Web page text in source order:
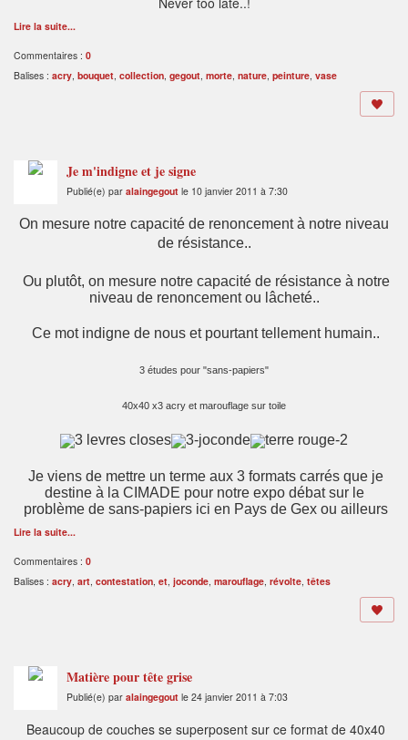
Lire la suite...
Commentaires : 0
Balises : acry, bouquet, collection, gegout, morte, nature, peinture, vase
Je m'indigne et je signe
Publié(e) par alaingegout le 10 janvier 2011 à 7:30
On mesure notre capacité de renoncement à notre niveau
de résistance..
Ou plutôt, on mesure notre capacité de résistance à notre
niveau de renoncement ou lâcheté..
Ce mot indigne de nous et pourtant tellement humain..
3 études pour "sans-papiers"
40x40 x3 acry et marouflage sur toile
Je viens de mettre un terme aux 3 formats carrés que je
destine à la CIMADE pour notre expo débat sur le
problème de sans-papiers ici en Pays de Gex ou ailleurs
Lire la suite...
Commentaires : 0
Balises : acry, art, contestation, et, joconde, marouflage, révolte, têtes
Matière pour tête grise
Publié(e) par alaingegout le 24 janvier 2011 à 7:03
Beaucoup de couches se superposent sur ce format de 40x40